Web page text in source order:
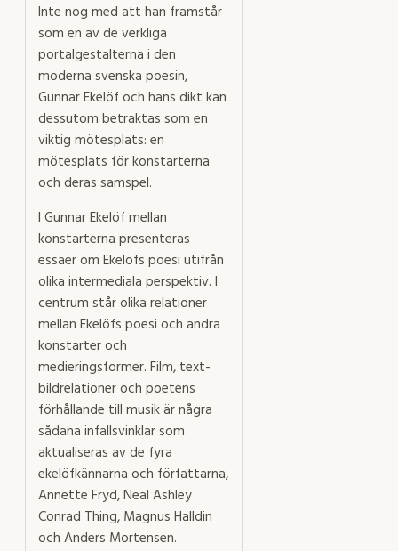
Inte nog med att han framstår
som en av de verkliga
portalgestalterna i den
moderna svenska poesin,
Gunnar Ekelöf och hans dikt kan
dessutom betraktas som en
viktig mötesplats: en
mötesplats för konstarterna
och deras samspel.
I Gunnar Ekelöf mellan
konstarterna presenteras
essäer om Ekelöfs poesi utifrån
olika intermediala perspektiv. I
centrum står olika relationer
mellan Ekelöfs poesi och andra
konstarter och
medieringsformer. Film, text-
bildrelationer och poetens
förhållande till musik är några
sådana infallsvinklar som
aktualiseras av de fyra
ekelöfkännarna och författarna,
Annette Fryd, Neal Ashley
Conrad Thing, Magnus Halldin
och Anders Mortensen.